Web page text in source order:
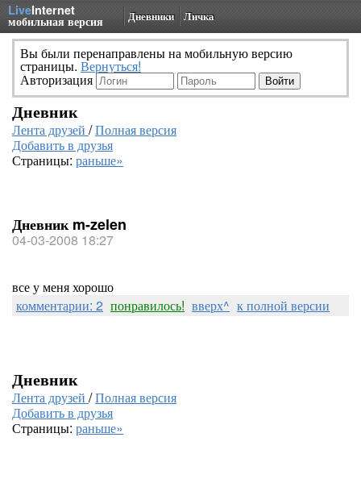
LiveInternet
мобильная версия Дневники Личка
Вы были перенаправлены на мобильную версию
страницы. Вернуться!
Авторизация
Дневник
Лента друзей /Полная версия
Добавить в друзья
Страницы: раньше»
Дневник m-zelen
04-03-2008 18:27
все у меня хорошо
комментарии: 2 понравилось! вверх^ к полной версии
Дневник
Лента друзей /Полная версия
Добавить в друзья
Страницы: раньше»